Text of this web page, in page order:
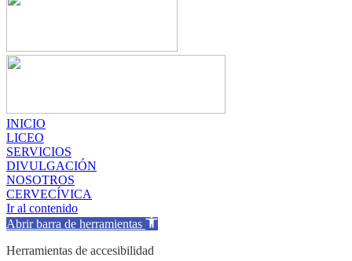
INICIO
LICEO
SERVICIOS
DIVULGACIÓN
NOSOTROS
CERVECÍVICA
Ir al contenido
Abrir barra de herramientas
Herramientas de accesibilidad